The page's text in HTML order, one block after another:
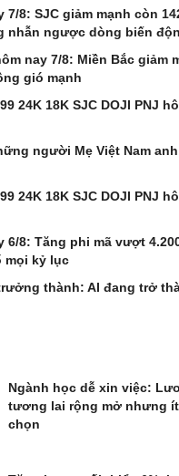
7/8: SJC giảm mạnh còn
nhẫn ngược dòng biến
nay 7/8: Miền Bắc giảm
gió mạnh
24K 18K SJC DOJI PNJ
người Mẹ Việt Nam
24K 18K SJC DOJI PNJ
6/8: Tăng phi mã vượt
mọi kỷ lục
thành: AI đang trở
Ngành học dễ xin việc:
tương lai rộng mở nhưng
chọn